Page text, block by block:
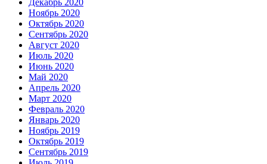
Декабрь 2020
Ноябрь 2020
Октябрь 2020
Сентябрь 2020
Август 2020
Июль 2020
Июнь 2020
Май 2020
Апрель 2020
Март 2020
Февраль 2020
Январь 2020
Ноябрь 2019
Октябрь 2019
Сентябрь 2019